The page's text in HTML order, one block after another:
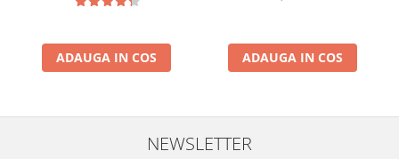
ADAUGA IN COS ADAUGA IN COS
NEWSLETTER